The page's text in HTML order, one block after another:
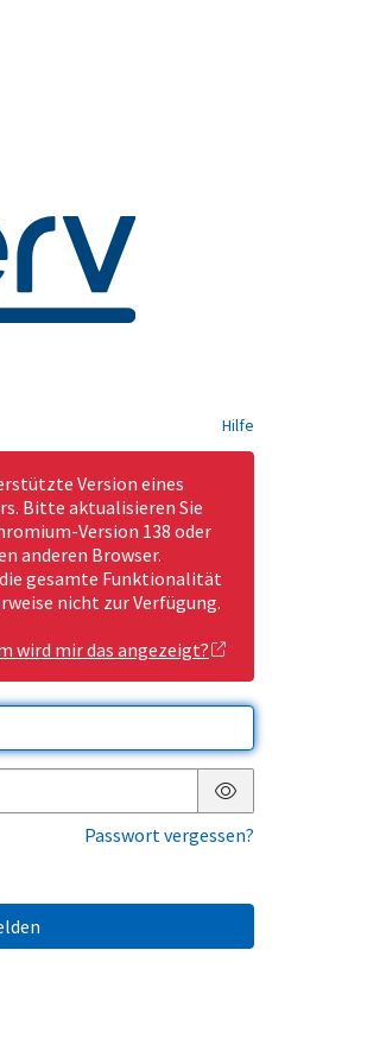
Hilfe
Version eines
Bitte aktualisieren Sie
Version 138 oder
anderen Browser.
gesamte Funktionalität
nicht zur Verfügung.
wird mir das angezeigt?
Passwort anzeigen
Passwort vergessen?